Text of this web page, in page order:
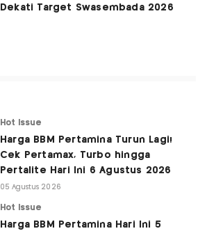
Dekati Target Swasembada 2026
Hot Issue
Harga BBM Pertamina Turun Lagi!
Cek Pertamax, Turbo hingga
Pertalite Hari Ini 6 Agustus 2026
05 Agustus 2026
Hot Issue
Harga BBM Pertamina Hari Ini 5